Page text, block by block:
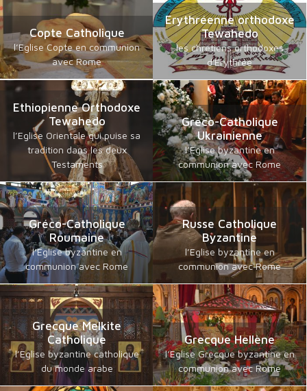
Copte Catholique
l’Eglise Copte en communion
avec Rome
Erythréenne orthodoxe
Tewahedo
les chrétiens orthodoxes
d'Erythrée
Ethiopienne Orthodoxe
Tewahedo
l’Eglise Orientale qui puise sa
tradition dans les deux
Testaments
Gréco-Catholique
Ukrainienne
l’Eglise byzantine en
communion avec Rome
Gréco-Catholique
Roumaine
l’Eglise byzantine en
communion avec Rome
Russe Catholique
Byzantine
l’Eglise byzantine en
communion avec Rome
Grecque Melkite
Catholique
l’Eglise byzantine catholique
du monde arabe
Grecque Hellène
l’Eglise Grecque byzantine en
communion avec Rome